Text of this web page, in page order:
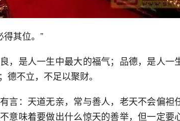
得其位。”
，是人一生中最大的福气；品德，是人一
德不立，不足以聚财。
言：天道无亲，常与善人，老天不会偏袒
意味着要做出什么惊天的善举，但一定要